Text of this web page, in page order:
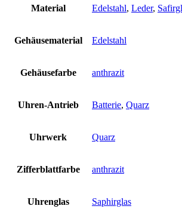
Material Edelstahl, Leder,
Gehäusematerial Edelstahl
Gehäusefarbe anthrazit
Uhren-Antrieb Batterie, Quarz
Uhrwerk Quarz
Zifferblattfarbe anthrazit
Uhrenglas Saphirglas